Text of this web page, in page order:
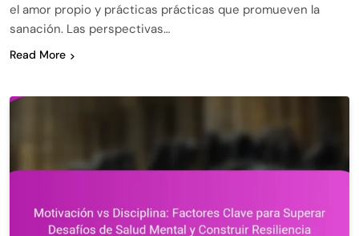
el amor propio y prácticas prácticas que promueven la
sanación. Las perspectivas…
Read More